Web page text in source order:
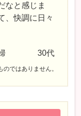
なと感じま
、快調に日々
30代
ではありません。